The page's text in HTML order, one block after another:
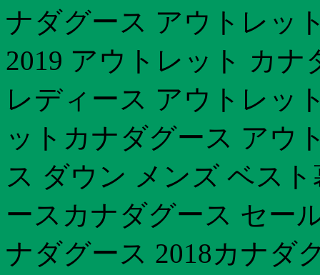
ナダグース アウトレッ
2019 アウトレット カナ
レディース アウトレッ
ットカナダグース アウ
ス ダウン メンズ ベス
ースカナダグース セー
ナダグース 2018カナダ